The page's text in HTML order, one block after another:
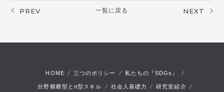
PREV 一覧に戻る NEXT
HOME 三つのポリシー 私たちの『SDGs』
分野横断型と π型スキル 社会人基礎力 研究室紹介